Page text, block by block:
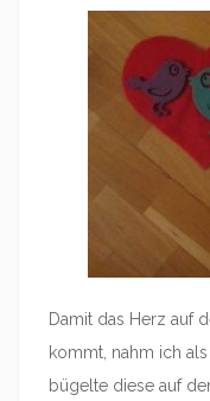
Damit das Herz auf
kommt, nahm ich
bügelte diese auf